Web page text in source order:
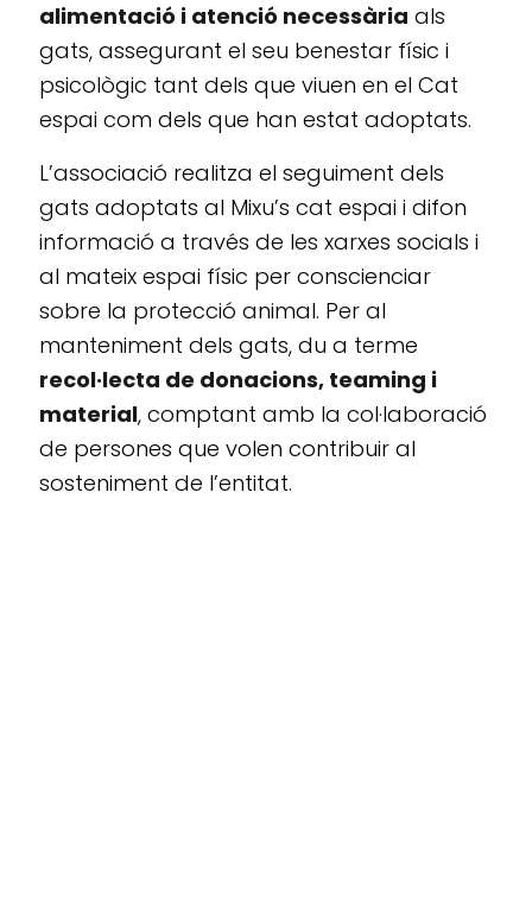
alimentació i atenció necessària als
gats, assegurant el seu benestar físic i
psicològic tant dels que viuen en el Cat
espai com dels que han estat adoptats.
L’associació realitza el seguiment dels
gats adoptats al Mixu’s cat espai i difon
informació a través de les xarxes socials i
al mateix espai físic per conscienciar
sobre la protecció animal. Per al
manteniment dels gats, du a terme
recol·lecta de donacions, teaming i
material, comptant amb la col·laboració
de persones que volen contribuir al
sosteniment de l’entitat.